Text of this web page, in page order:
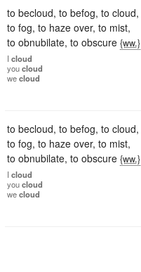
to becloud, to befog, to cloud,
to fog, to haze over, to mist,
to obnubilate, to obscure {ww.}
I cloud
youcloud
wecloud
to becloud, to befog, to cloud,
to fog, to haze over, to mist,
to obnubilate, to obscure {ww.}
I cloud
youcloud
wecloud